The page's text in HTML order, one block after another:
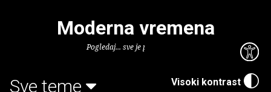
Visoki kontrast
Moderna vremena
Pogledaj... sve je puno knjiga.
Sve teme